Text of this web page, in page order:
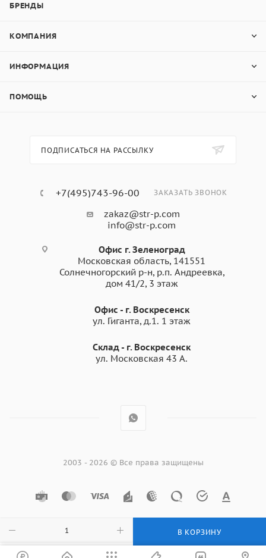
В КОРЗИНУ
БРЕНДЫ
КОМПАНИЯ
ИНФОРМАЦИЯ
ПОМОЩЬ
ПОДПИСАТЬСЯ НА РАССЫЛКУ
+7(495)743-96-00 ЗАКАЗАТЬ ЗВОНОК
zakaz@str-p.com
info@str-p.com
Офис г. Зеленоград
Московская область, 141551
Солнечногорский р-н, р.п. Андреевка,
дом 41/2, 3 этаж
Офис - г. Воскресенск
ул. Гиганта, д.1. 1 этаж
Склад - г. Воскресенск
ул. Московская 43 А.
2003 - 2026 © Все права защищены